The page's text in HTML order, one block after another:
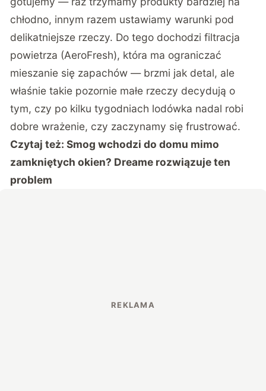
chłodno, innym razem ustawiamy warunki pod
delikatniejsze rzeczy. Do tego dochodzi filtracja
powietrza (AeroFresh), która ma ograniczać
mieszanie się zapachów — brzmi jak detal, ale
właśnie takie pozornie małe rzeczy decydują o
tym, czy po kilku tygodniach lodówka nadal robi
dobre wrażenie, czy zaczynamy się frustrować.
Czytaj też:Smog wchodzi do domu mimo
zamkniętych okien? Dreame rozwiązuje ten
problem